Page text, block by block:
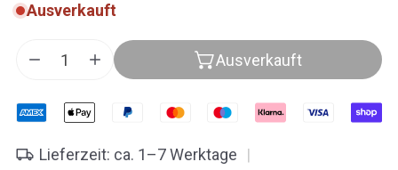
Ausverkauft
Menge für Doppelfilzschlägel klein verringern
Menge für Doppelfilzschlägel klein erhöhen
Ausverkauft
Lieferzeit: ca. 1–7 Werktage
|